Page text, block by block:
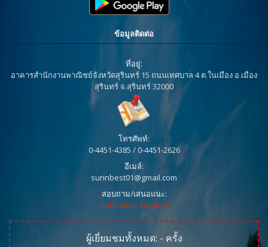
ข้อมูลติดต่อ
ที่อยู่:
อาคารสำนักงานพาณิชย์จังหวัดสุรินทร์ 15 ถนนเทศบาล 4 ต.ในเมือง อ.เมือง
สุรินทร์ จ.สุรินทร์ 32000
โทรศัพท์:
0-4451-4385 / 0-4451-2626
อีเมล์:
surinbest01@gmail.com
สอบถาม/เสนอแนะ:
Surin best Support
ผู้เยี่ยมชมทั้งหมด: - ครั้ง